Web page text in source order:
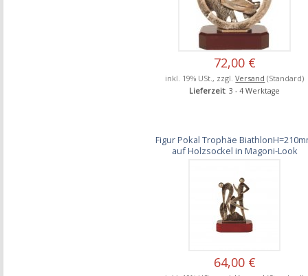
72,00 €
inkl. 19% USt., zzgl.Versand (Standard)
Lieferzeit: 3 - 4 Werktage
Figur Pokal Trophäe
auf Holzsockel in Magoni-Look
64,00 €